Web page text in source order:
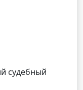
судебный